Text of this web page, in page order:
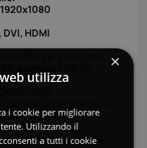
DVI, HDMI
pixel.
D, HDMI
di 90 gradi.
e cavo VGA.
×
utilizza
i cookie per migliorare
Utilizzando il
a tutti i cookie